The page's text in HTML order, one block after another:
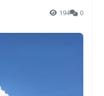
194 0